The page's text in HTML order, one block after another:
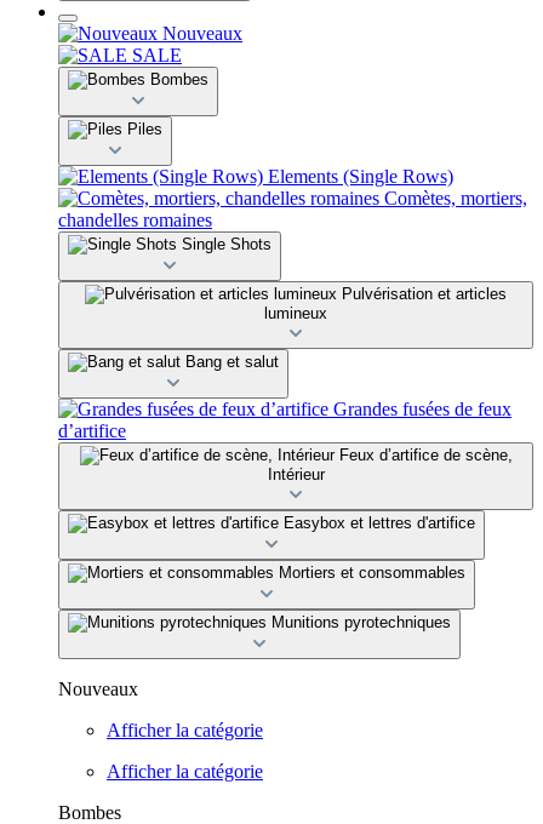
Nouveaux
SALE
Bombes
Piles
Elements (Single Rows)
Comètes, mortiers,
chandelles romaines
Single Shots
Pulvérisation et articles
lumineux
Bang et salut
Grandes fusées de feux
d’artifice
Feux d’artifice de scène,
Intérieur
Easybox et lettres d'artifice
Mortiers et consommables
Munitions pyrotechniques
Nouveaux
Afficher la catégorie
Afficher la catégorie
Bombes